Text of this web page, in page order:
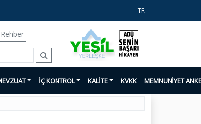
TR
Rehber
İÇ KONTROL KALİTE KVKK MEMNUNİYET